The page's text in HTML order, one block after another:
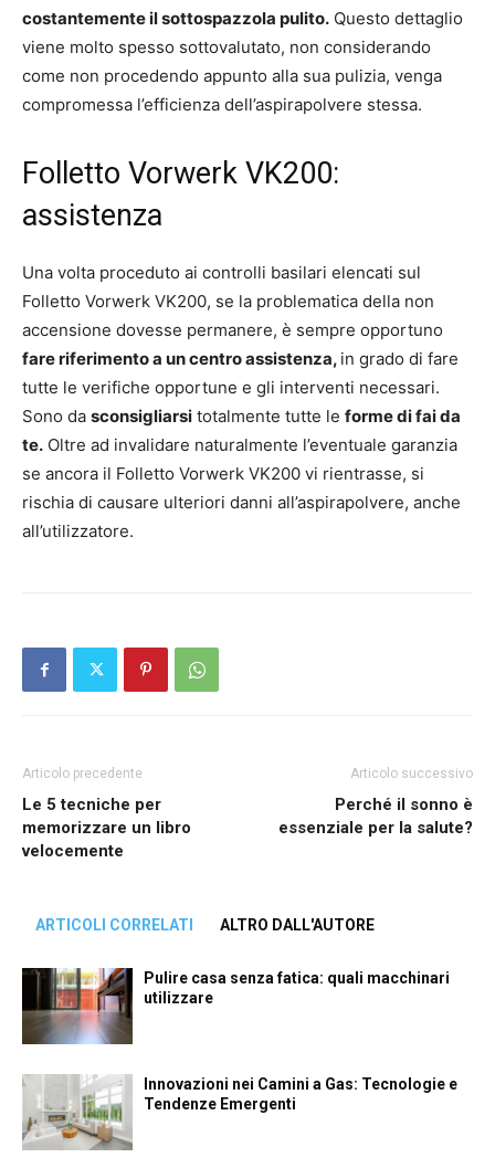
costantemente il sottospazzola pulito. Questo dettaglio
viene molto spesso sottovalutato, non considerando
come non procedendo appunto alla sua pulizia, venga
compromessa l’efficienza dell’aspirapolvere stessa.
Folletto Vorwerk VK200:
assistenza
Una volta proceduto ai controlli basilari elencati sul
Folletto Vorwerk VK200, se la problematica della non
accensione dovesse permanere, è sempre opportuno
fare riferimento a un centro assistenza, in grado di fare
tutte le verifiche opportune e gli interventi necessari.
Sono da sconsigliarsi totalmente tutte le forme di fai da
te. Oltre ad invalidare naturalmente l’eventuale garanzia
se ancora il Folletto Vorwerk VK200 vi rientrasse, si
rischia di causare ulteriori danni all’aspirapolvere, anche
all’utilizzatore.
Articolo precedente
Le 5 tecniche per
memorizzare un libro
velocemente
Articolo successivo
Perché il sonno è
essenziale per la salute?
ARTICOLI CORRELATI ALTRO DALL'AUTORE
Pulire casa senza fatica: quali macchinari
utilizzare
Innovazioni nei Camini a Gas: Tecnologie e
Tendenze Emergenti